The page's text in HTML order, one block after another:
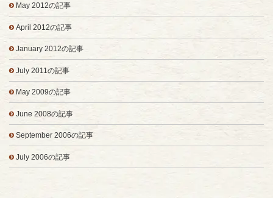
May 2012の記事
April 2012の記事
January 2012の記事
July 2011の記事
May 2009の記事
June 2008の記事
September 2006の記事
July 2006の記事